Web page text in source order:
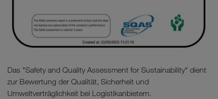
Das "Safety and Quality Assessment for Sustainability" dient
zur Bewertung der Qualität, Sicherheit und
Umweltverträglichkeit bei Logistikanbietern.